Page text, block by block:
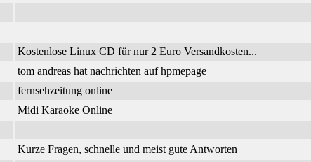
Kostenlose Linux CD für nur 2 Euro Versandkosten...
tom andreas hat nachrichten auf hpmepage
fernsehzeitung online
Midi Karaoke Online
Kurze Fragen, schnelle und meist gute Antworten